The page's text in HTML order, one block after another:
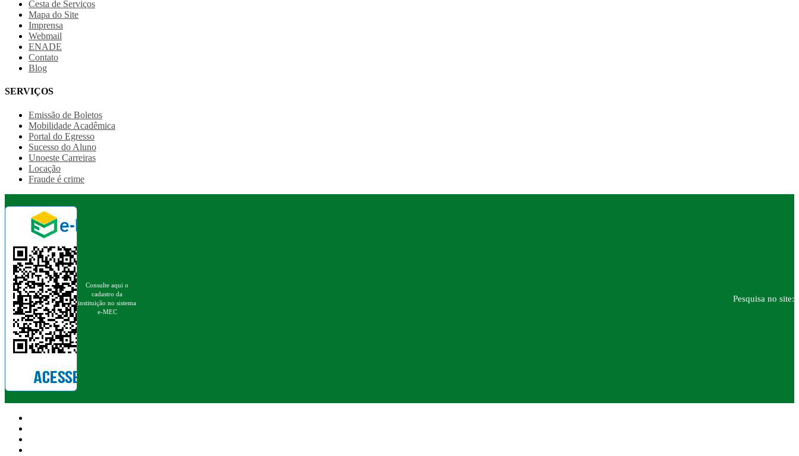
Cesta de Serviços
Mapa do Site
Imprensa
Webmail
ENADE
Contato
Blog
SERVIÇOS
Emissão de Boletos
Mobilidade Acadêmica
Portal do Egresso
Sucesso do Aluno
Unoeste Carreiras
Locação
Fraude é crime
Consulte aqui o
cadastro da
instituição no sistema
e-MEC
Pesquisa no site: